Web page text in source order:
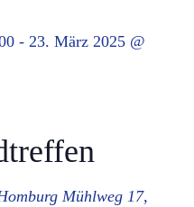
- 23. März 2025 @
Mühlweg 17,